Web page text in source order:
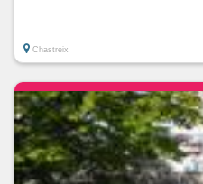
Chastreix